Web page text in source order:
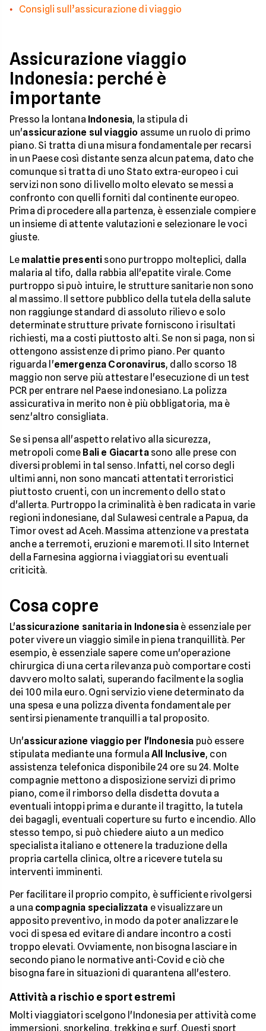
Consigli sull’assicurazione di viaggio
Assicurazione viaggio
Indonesia: perché è
importante
Presso la lontana Indonesia, la stipula di
un'assicurazione sul viaggio assume un ruolo di primo
piano. Si tratta di una misura fondamentale per recarsi
in un Paese così distante senza alcun patema, dato che
comunque si tratta di uno Stato extra-europeo i cui
servizi non sono di livello molto elevato se messi a
confronto con quelli forniti dal continente europeo.
Prima di procedere alla partenza, è essenziale compiere
un insieme di attente valutazioni e selezionare le voci
giuste.
Le malattie presenti sono purtroppo molteplici, dalla
malaria al tifo, dalla rabbia all'epatite virale. Come
purtroppo si può intuire, le strutture sanitarie non sono
al massimo. Il settore pubblico della tutela della salute
non raggiunge standard di assoluto rilievo e solo
determinate strutture private forniscono i risultati
richiesti, ma a costi piuttosto alti. Se non si paga, non si
ottengono assistenze di primo piano. Per quanto
riguarda l'emergenza Coronavirus, dallo scorso 18
maggio non serve più attestare l'esecuzione di un test
PCR per entrare nel Paese indonesiano. La polizza
assicurativa in merito non è più obbligatoria, ma è
senz'altro consigliata.
Se si pensa all'aspetto relativo alla sicurezza,
metropoli come Bali e Giacartasono alle prese con
diversi problemi in tal senso. Infatti, nel corso degli
ultimi anni, non sono mancati attentati terroristici
piuttosto cruenti, con un incremento dello stato
d'allerta. Purtroppo la criminalità è ben radicata in varie
regioni indonesiane, dal Sulawesi centrale a Papua, da
Timor ovest ad Aceh. Massima attenzione va prestata
anche a terremoti, eruzioni e maremoti. Il sito Internet
della Farnesina aggiorna i viaggiatori su eventuali
criticità.
Cosa copre
L'assicurazione sanitaria in Indonesia è essenziale per
poter vivere un viaggio simile in piena tranquillità. Per
esempio, è essenziale sapere come un'operazione
chirurgica di una certa rilevanza può comportare costi
davvero molto salati, superando facilmente la soglia
dei 100 mila euro. Ogni servizio viene determinato da
una spesa e una polizza diventa fondamentale per
sentirsi pienamente tranquilli a tal proposito.
Un'assicurazione viaggio per l'Indonesia può essere
stipulata mediante una formula All Inclusive, con
assistenza telefonica disponibile 24 ore su 24. Molte
compagnie mettono a disposizione servizi di primo
piano, come il rimborso della disdetta dovuta a
eventuali intoppi prima e durante il tragitto, la tutela
dei bagagli, eventuali coperture su furto e incendio. Allo
stesso tempo, si può chiedere aiuto a un medico
specialista italiano e ottenere la traduzione della
propria cartella clinica, oltre a ricevere tutela su
interventi imminenti.
Per facilitare il proprio compito, è sufficiente rivolgersi
a una compagnia specializzata e visualizzare un
apposito preventivo, in modo da poter analizzare le
voci di spesa ed evitare di andare incontro a costi
troppo elevati. Ovviamente, non bisogna lasciare in
secondo piano le normative anti-Covid e ciò che
bisogna fare in situazioni di quarantena all'estero.
Attività a rischio e sport estremi
Molti viaggiatori scelgono l'Indonesia per attività come
immersioni, snorkeling, trekking e surf. Questi sport